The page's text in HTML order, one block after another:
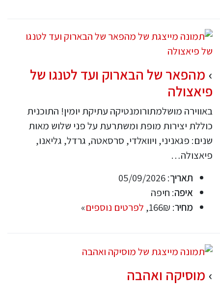
מהפאר של הבארוק ועד לטנגו של
פיאצולה
באווירה מושלמתורומנטיקה עתיקת יומין! התוכנית
כוללת יצירות מופת ומשתרעת על פני שלוש מאות
שנים: פגאניני, ויוואלדי, סרסאטה, גרדל, גליאנו,
פיאצולה…
תאריך: 05/09/2026
איפה: חיפה
מחיר: 166₪, לפרטים נוספים»
מוסיקה ואהבה